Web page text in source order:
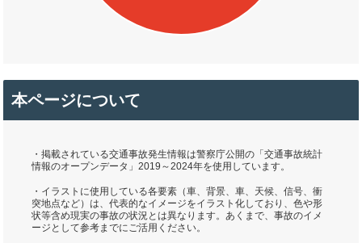
本ページについて
・掲載されている交通事故発生情報は警察庁公開の「交通事故統計
情報のオープンデータ」2019～2024年を使用しています。
・イラストに使用している各要素（車、背景、車、天候、信号、衝
突地点など）は、代表的なイメージをイラスト化しており、色や形
状等含め現実の事故の状況とは異なります。あくまで、事故のイメ
ージとして参考までにご活用ください。